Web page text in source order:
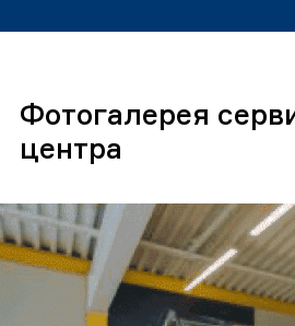
Фотогалерея
центра